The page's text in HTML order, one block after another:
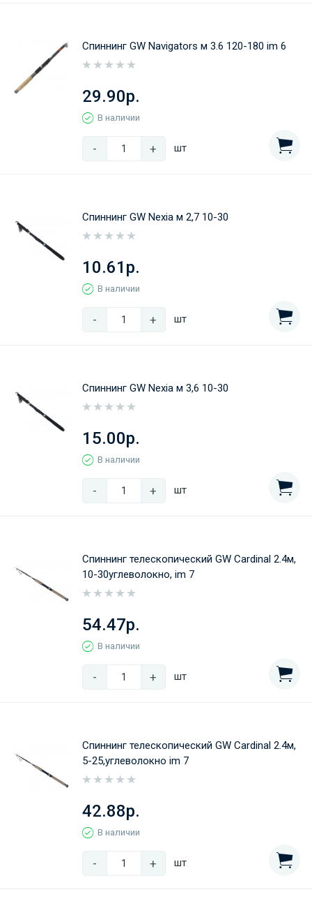
Спиннинг GW Navigators м 3.6 120-180 im 6
29.90р.
В наличии
- + шт
Спиннинг GW Nexia м 2,7 10-30
10.61р.
В наличии
- + шт
Спиннинг GW Nexia м 3,6 10-30
15.00р.
В наличии
- + шт
Спиннинг телескопический GW Cardinal 2.4м,
10-30углеволокно, im 7
54.47р.
В наличии
- + шт
Спиннинг телескопический GW Cardinal 2.4м,
5-25,углеволокно im 7
42.88р.
В наличии
- + шт